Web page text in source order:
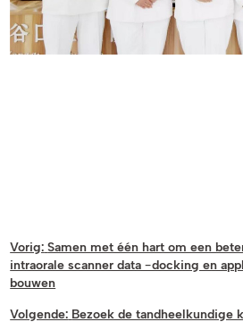
Vorig: Samen met één hart om een
intraorale scanner data -docking en
bouwen
Volgende: Bezoek de tandheelkundige